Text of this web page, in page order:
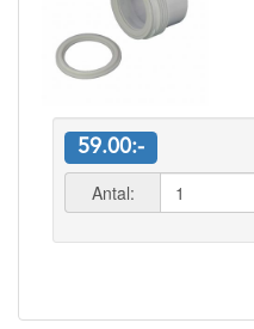
59.00:-
Antal: